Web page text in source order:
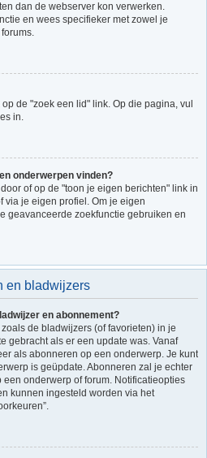
dan de webserver kon verwerken.
en wees specifieker met zowel je
de "zoek een lid" link. Op die pagina, vul
in.
onderwerpen vinden?
of op de "toon je eigen berichten" link in
via je eigen profiel. Om je eigen
geavanceerde zoekfunctie gebruiken en
en bladwijzers
en abonnement?
de bladwijzers (of favorieten) in je
gebracht als er een update was. Vanaf
als abonneren op een onderwerp. Je kunt
is geüpdate. Abonneren zal je echter
onderwerp of forum. Notificatieopties
kunnen ingesteld worden via het